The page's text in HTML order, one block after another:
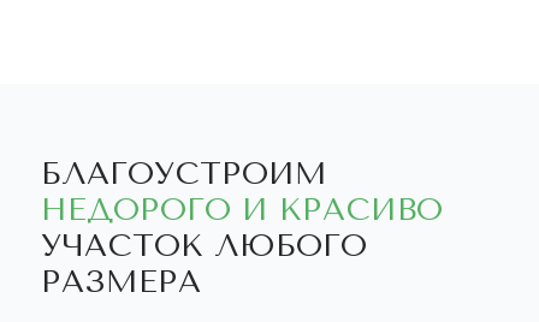
БЛАГОУСТРОИМ
НЕДОРОГО И КРАСИВО
УЧАСТОК ЛЮБОГО
РАЗМЕРА